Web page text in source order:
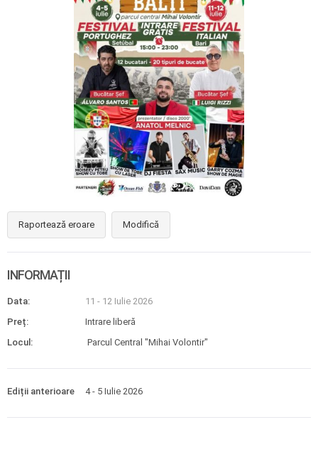
Raportează eroare Modifică
INFORMAȚII
Data:
11 - 12 Iulie 2026
Preț:
Intrare liberă
Locul:
Parcul Central "Mihai Volontir"
Ediții anterioare 4 - 5 Iulie 2026